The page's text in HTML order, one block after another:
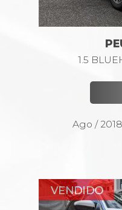
1.5
Ago / 2018